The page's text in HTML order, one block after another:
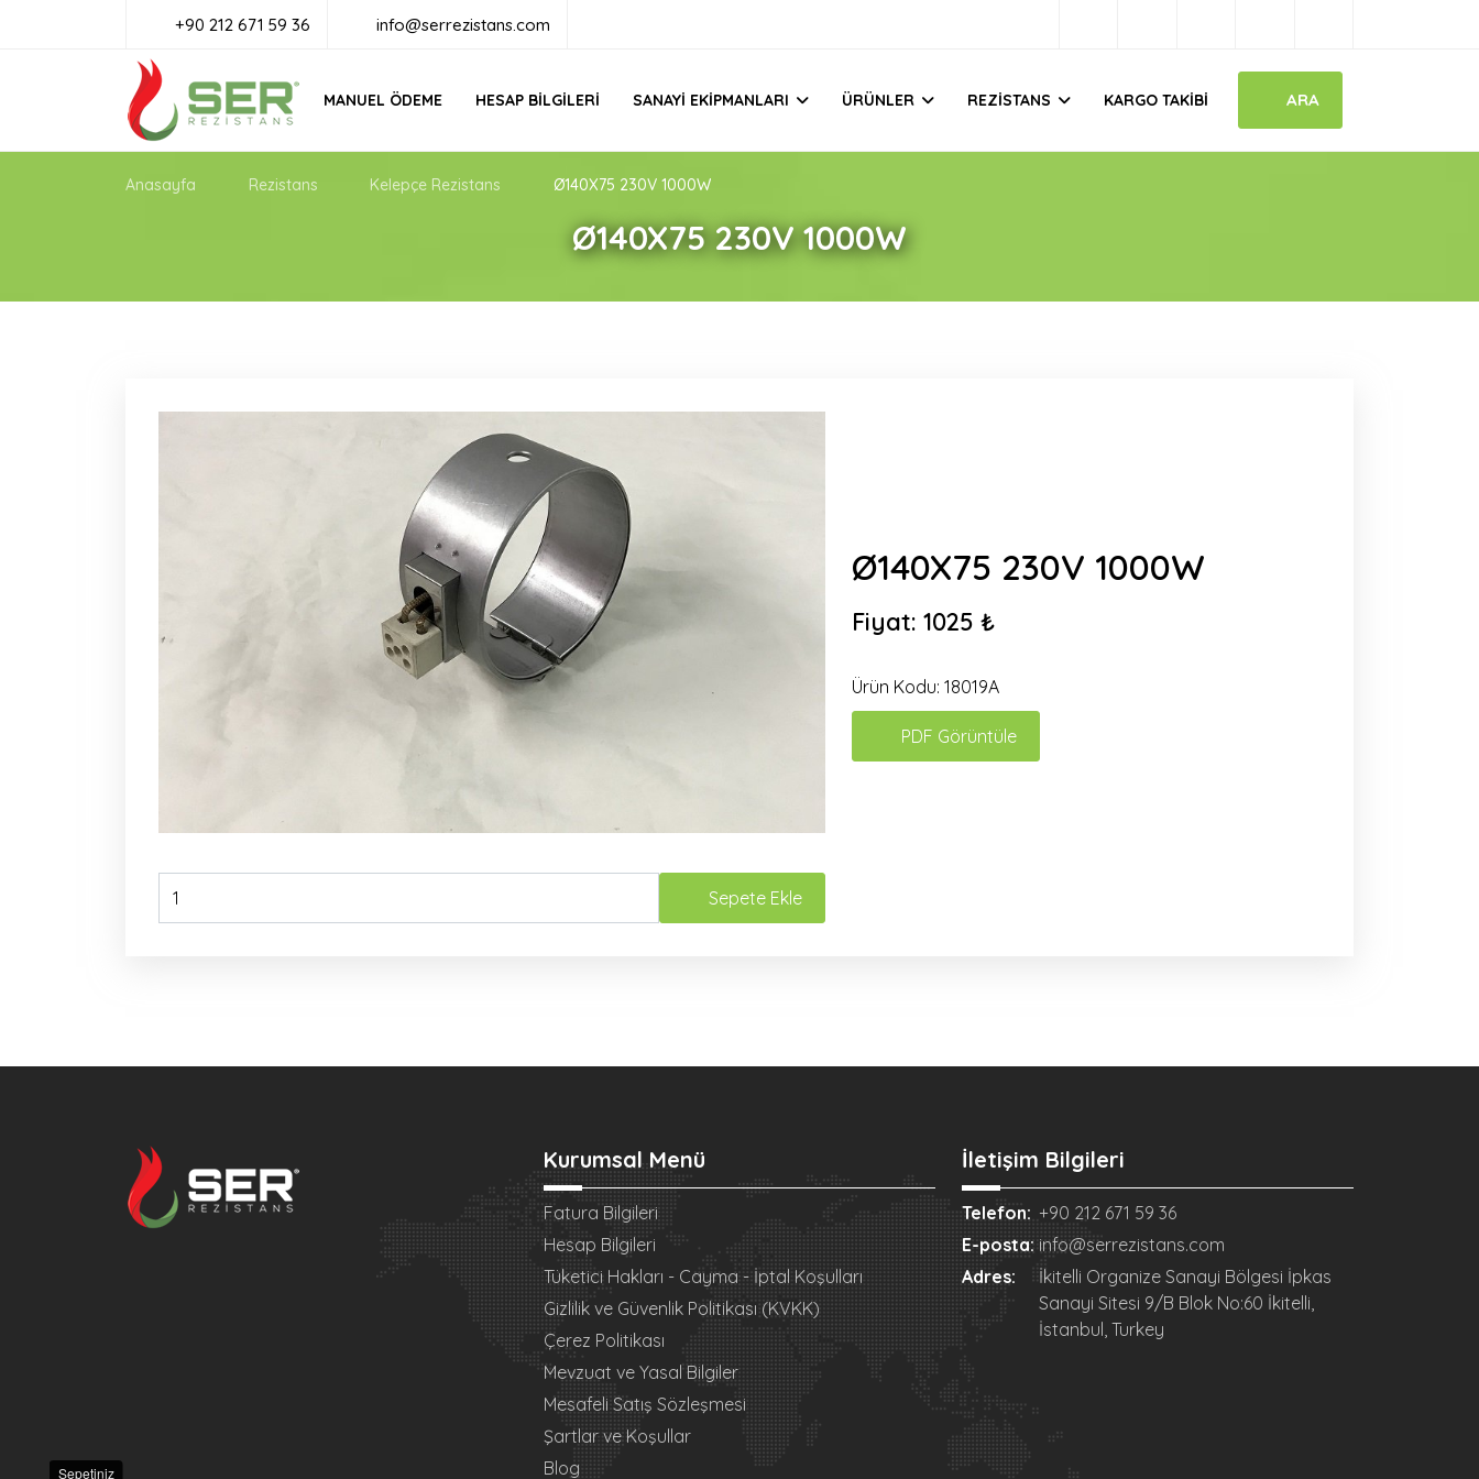
+90 212 671 59 36 info@serrezistans.com
MANUEL ÖDEME HESAP BILGILERI SANAYI EKIPMANLARI ÜRÜNLER REZISTANS KARGO TAKIBI ARA
Ø140X75 230V 1000W
Anasayfa Rezistans Kelepçe Rezistans Ø140X75 230V 1000W
Sepete Ekle
Ø140X75 230V 1000W
Fiyat: 1025 ₺
Ürün Kodu: 18019A
PDF Görüntüle
Kurumsal Menü
Fatura Bilgileri
Hesap Bilgileri
Tüketici Hakları - Cayma - İptal Koşulları
Gizlilik ve Güvenlik Politikası (KVKK)
Çerez Politikası
Mevzuat ve Yasal Bilgiler
Mesafeli Satış Sözleşmesi
Şartlar ve Koşullar
Blog
İletişim Bilgileri
Telefon: +90 212 671 59 36
E-posta: info@serrezistans.com
Adres:
İkitelli Organize Sanayi Bölgesi İpkas
Sanayi Sitesi 9/B Blok No:60 İkitelli,
İstanbul, Turkey
Sepetiniz